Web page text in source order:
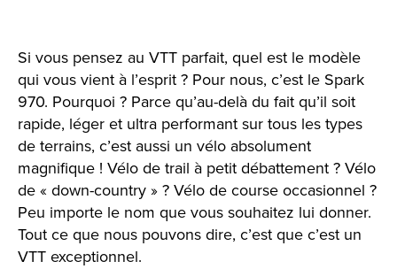
Si vous pensez au VTT parfait, quel est le modèle
qui vous vient à l’esprit ? Pour nous, c’est le Spark
970. Pourquoi ? Parce qu’au-delà du fait qu’il soit
rapide, léger et ultra performant sur tous les types
de terrains, c’est aussi un vélo absolument
magnifique ! Vélo de trail à petit débattement ? Vélo
de « down-country » ? Vélo de course occasionnel ?
Peu importe le nom que vous souhaitez lui donner.
Tout ce que nous pouvons dire, c’est que c’est un
VTT exceptionnel.